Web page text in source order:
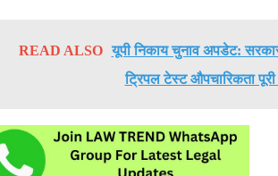
READ ALSO यूपी निकाय चुनाव अपडेट:
ट्रिपल टेस्ट औपचारिकता